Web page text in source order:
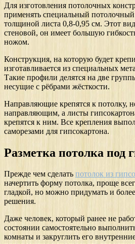
Для изготовления потолочных
применять специальный потолочный
толщиной листа 0,8-0,95 см. Этот
стеновой, он имеет большую
ножом.
Конструкция, на которую будет
изготавливается из специальных
Такие профили делятся на две
несущие с рёбрами жёсткости.
Направляющие крепятся к потолку,
направляющим, а листы
крепятся к ним. Все крепления
саморезами для гипсокартона.
Разметка потолка под
Прежде чем сделать потолок из
начертить форму потолка, проще
гладкой, но можно придумать и
решения.
Даже человек, который ранее не
состоянии самостоятельно
комнаты и закруглить его